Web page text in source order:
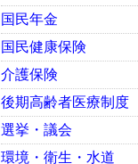
国民年金
国民健康保険
介護保険
後期高齢者医療制度
選挙・議会
環境・衛生・水道